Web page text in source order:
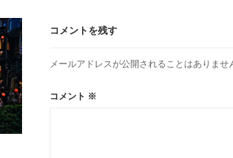
ン
コメントを残す
メールアドレスが公開されることはありませ
コメント ※